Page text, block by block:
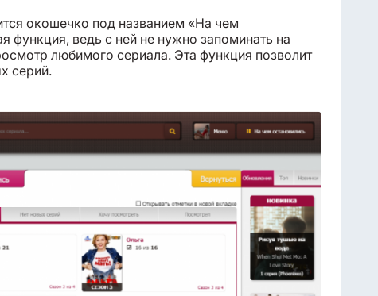
окошечко под названием «На чем
функция, ведь с ней не нужно запоминать на
любимого сериала. Эта функция позволит
серий.